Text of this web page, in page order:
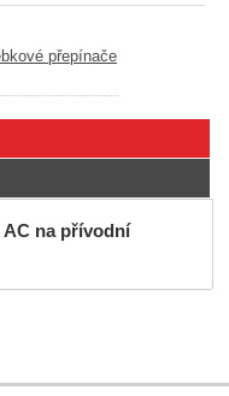
přepínače
AC na přívodní